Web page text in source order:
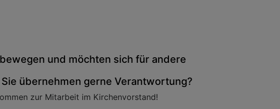
und möchten sich für andere
übernehmen gerne Verantwortung?
zur Mitarbeit im Kirchenvorstand!